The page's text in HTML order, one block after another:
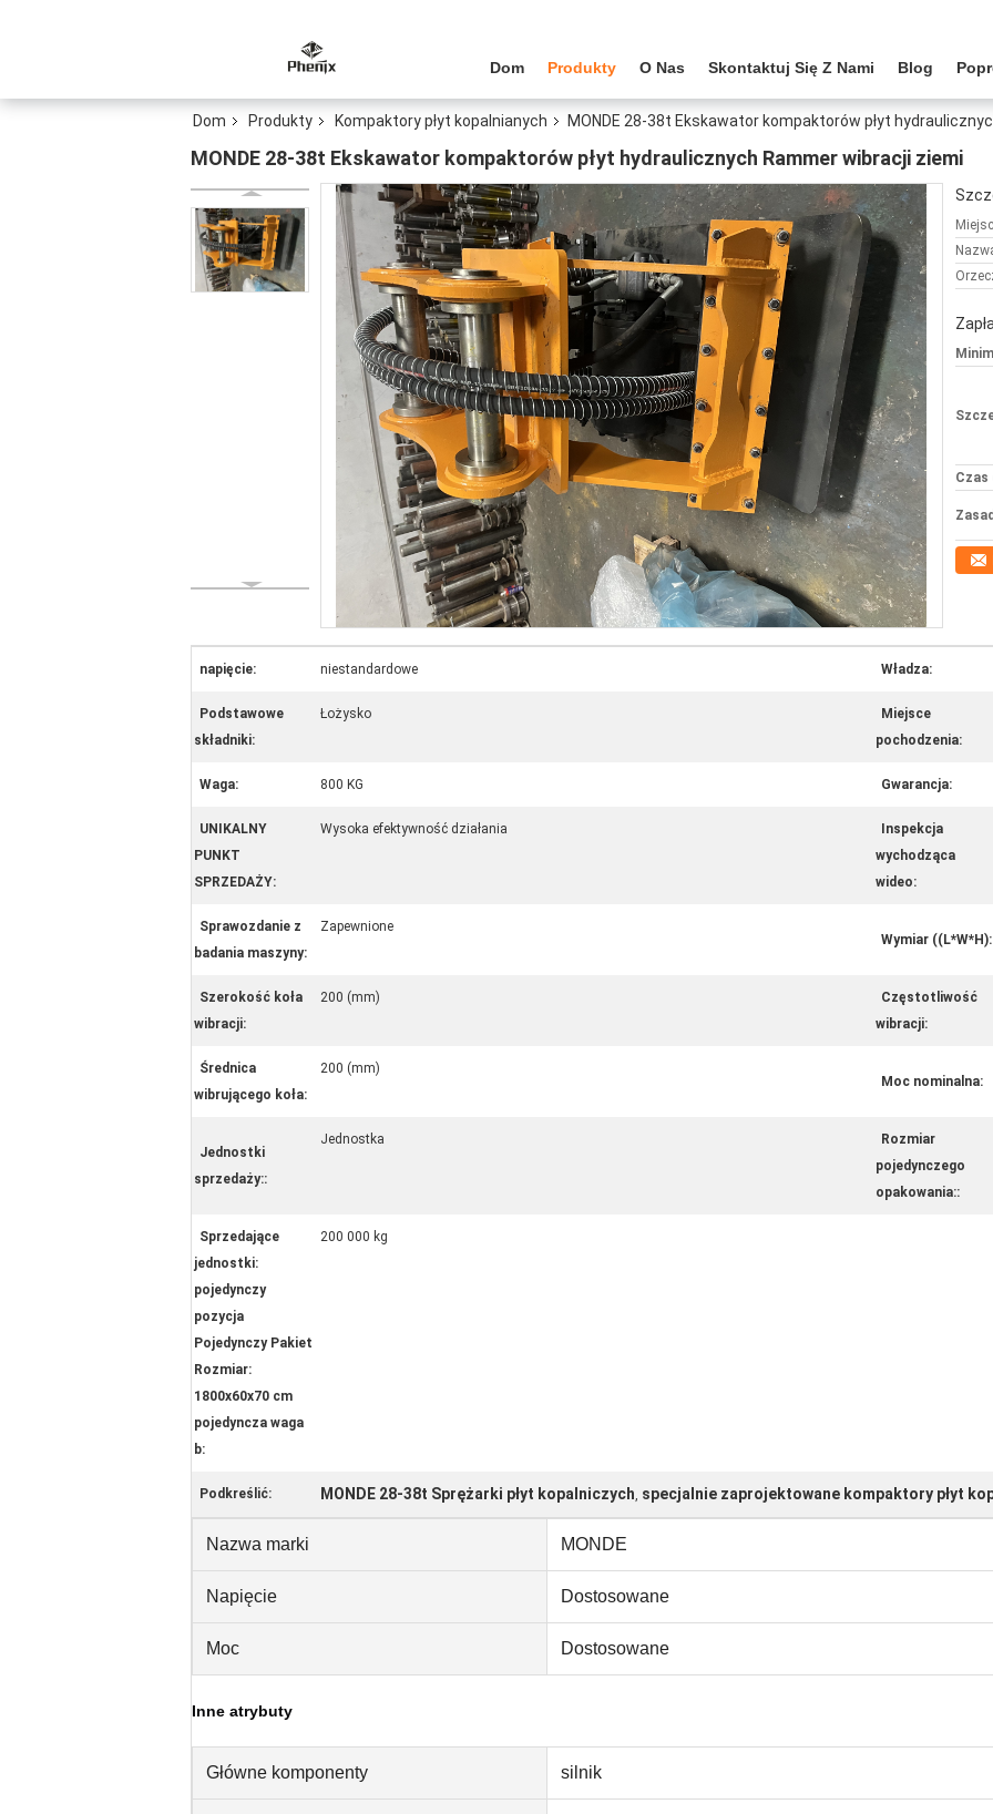
Dom Produkty O Nas Skontaktuj Się Z Nami Blog
Dom Produkty Kompaktory płyt kopalnianych MONDE 28-38t Ekskawator kompaktorów płyt
MONDE 28-38t Ekskawator kompaktorów płyt hydraulicznych Rammer wibracji ziemi
Czas
napięcie: niestandardowe Władza:
Podstawowe
składniki:
Łożysko
Miejsce
pochodzenia:
Waga: 800 KG Gwarancja:
UNIKALNY
PUNKT
SPRZEDAŻY:
Wysoka efektywność działania
Inspekcja
wychodząca
wideo:
Sprawozdanie z
badania maszyny:
Zapewnione
Wymiar ((L*W*H):
Szerokość koła
wibracji:
200 (mm)
Częstotliwość
wibracji:
Średnica
wibrującego koła:
200 (mm)
Moc nominalna:
Jednostki
sprzedaży::
Jednostka
Rozmiar
pojedynczego
opakowania::
Sprzedające
jednostki:
pojedynczy
pozycja
Pojedynczy Pakiet
Rozmiar:
1800x60x70 cm
pojedyncza waga
b:
200 000 kg
Podkreślić: MONDE 28-38t Sprężarki płyt kopalniczych, specjalnie zaprojektowane kompaktory płyt
Nazwa marki MONDE
Napięcie Dostosowane
Moc Dostosowane
Inne atrybuty
Główne komponenty silnik